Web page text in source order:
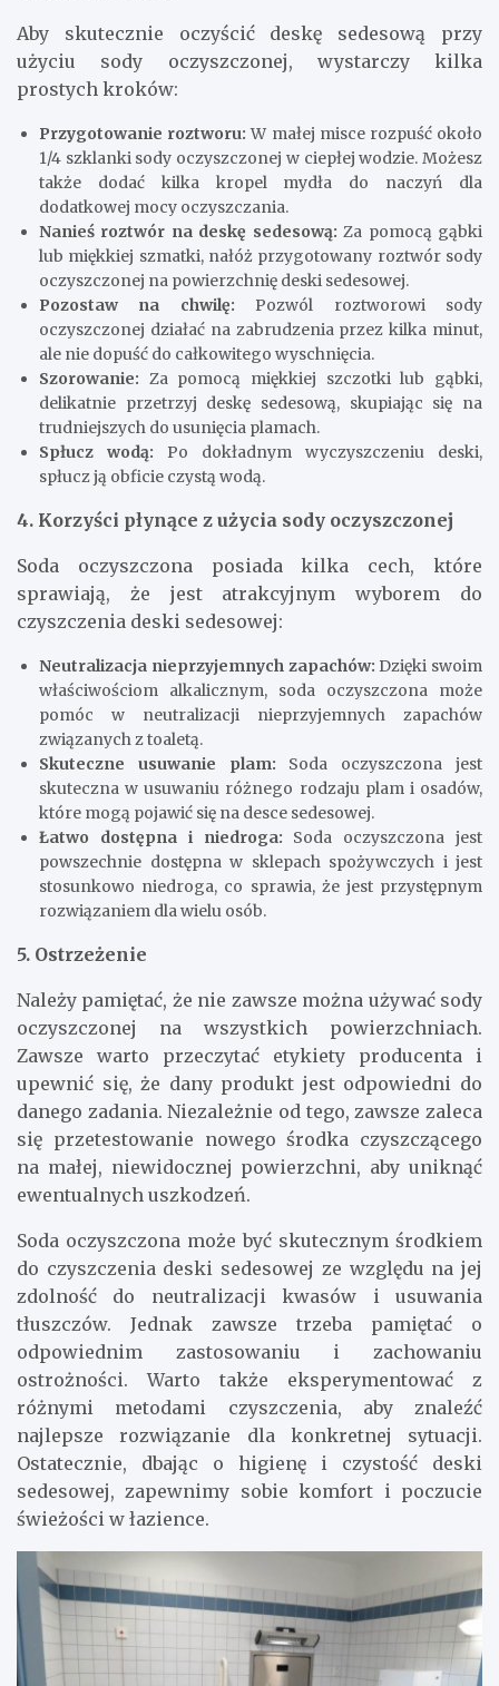
Aby skutecznie oczyścić deskę sedesową przy
użyciu sody oczyszczonej, wystarczy kilka
prostych kroków:
Przygotowanie roztworu: W małej misce rozpuść około
1/4 szklanki sody oczyszczonej w ciepłej wodzie. Możesz
także dodać kilka kropel mydła do naczyń dla
dodatkowej mocy oczyszczania.
Nanieś roztwór na deskę sedesową: Za pomocą gąbki
lub miękkiej szmatki, nałóż przygotowany roztwór sody
oczyszczonej na powierzchnię deski sedesowej.
Pozostaw na chwilę: Pozwól roztworowi sody
oczyszczonej działać na zabrudzenia przez kilka minut,
ale nie dopuść do całkowitego wyschnięcia.
Szorowanie: Za pomocą miękkiej szczotki lub gąbki,
delikatnie przetrzyj deskę sedesową, skupiając się na
trudniejszych do usunięcia plamach.
Spłucz wodą: Po dokładnym wyczyszczeniu deski,
spłucz ją obficie czystą wodą.
4. Korzyści płynące z użycia sody oczyszczonej
Soda oczyszczona posiada kilka cech, które
sprawiają, że jest atrakcyjnym wyborem do
czyszczenia deski sedesowej:
Neutralizacja nieprzyjemnych zapachów: Dzięki swoim
właściwościom alkalicznym, soda oczyszczona może
pomóc w neutralizacji nieprzyjemnych zapachów
związanych z toaletą.
Skuteczne usuwanie plam: Soda oczyszczona jest
skuteczna w usuwaniu różnego rodzaju plam i osadów,
które mogą pojawić się na desce sedesowej.
Łatwo dostępna i niedroga: Soda oczyszczona jest
powszechnie dostępna w sklepach spożywczych i jest
stosunkowo niedroga, co sprawia, że jest przystępnym
rozwiązaniem dla wielu osób.
5. Ostrzeżenie
Należy pamiętać, że nie zawsze można używać sody
oczyszczonej na wszystkich powierzchniach.
Zawsze warto przeczytać etykiety producenta i
upewnić się, że dany produkt jest odpowiedni do
danego zadania. Niezależnie od tego, zawsze zaleca
się przetestowanie nowego środka czyszczącego
na małej, niewidocznej powierzchni, aby uniknąć
ewentualnych uszkodzeń.
Soda oczyszczona może być skutecznym środkiem
do czyszczenia deski sedesowej ze względu na jej
zdolność do neutralizacji kwasów i usuwania
tłuszczów. Jednak zawsze trzeba pamiętać o
odpowiednim zastosowaniu i zachowaniu
ostrożności. Warto także eksperymentować z
różnymi metodami czyszczenia, aby znaleźć
najlepsze rozwiązanie dla konkretnej sytuacji.
Ostatecznie, dbając o higienę i czystość deski
sedesowej, zapewnimy sobie komfort i poczucie
świeżości w łazience.